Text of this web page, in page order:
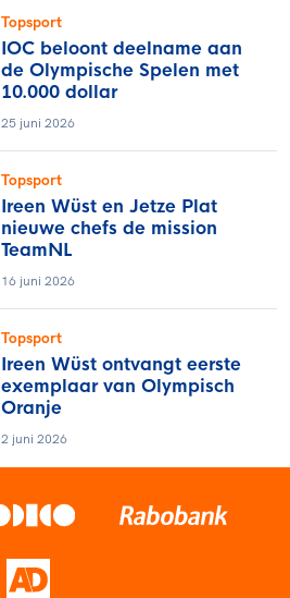
Topsport
IOC beloont deelname aan
de Olympische Spelen met
10.000 dollar
25 juni 2026
Topsport
Ireen Wüst en Jetze Plat
nieuwe chefs de mission
TeamNL
16 juni 2026
Topsport
Ireen Wüst ontvangt eerste
exemplaar van Olympisch
Oranje
2 juni 2026